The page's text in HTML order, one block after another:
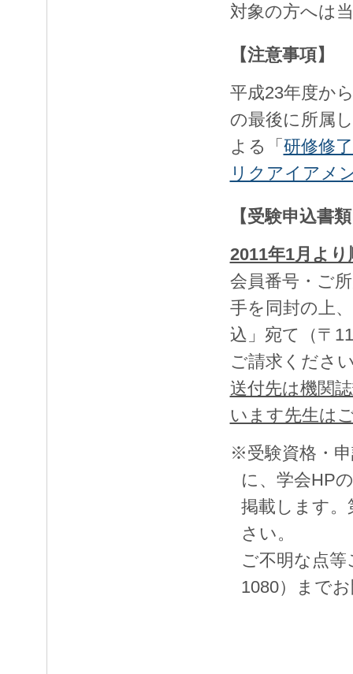
対象の方へは
【注意事項】
平成23年度か
の最後に所属
よる「 研修修
リクアイアメ
【受験申込書
2011年1月よ
会員番号・ご
手を同封の上
込」宛て（〒
ご請求くださ
送付先は機関
います先生は
※受験資格・
に、学会HP
掲載します。
さい。
ご不明な点
1080）まで